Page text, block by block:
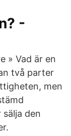
-
» Vad är en
två parter
men
den